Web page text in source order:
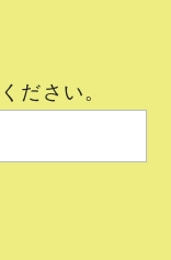
ださい。